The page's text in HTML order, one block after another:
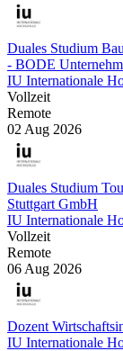
Duales Studium
- BODE
IU Internationale
Vollzeit
Remote
02 Aug 2026
Duales Studium
Stuttgart GmbH
IU Internationale
Vollzeit
Remote
06 Aug 2026
Dozent
IU Internationale